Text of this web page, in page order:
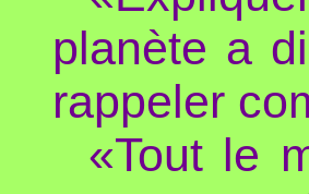
planète a
rappeler
«Tout le